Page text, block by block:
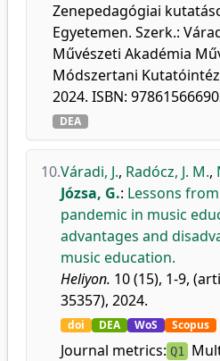
Zenepedagógiai
Egyetemen. Szerk.:
Művészeti Akadémia
Módszertani
2024. ISBN:
DEA
10.Váradi, J., Radócz, J. M.,
Józsa, G.: Lessons
pandemic in music
advantages and
music education.
Heliyon. 10 (15), 1-9,
35357), 2024.
doi DEA WoS Scopus
Journal metrics: Q1